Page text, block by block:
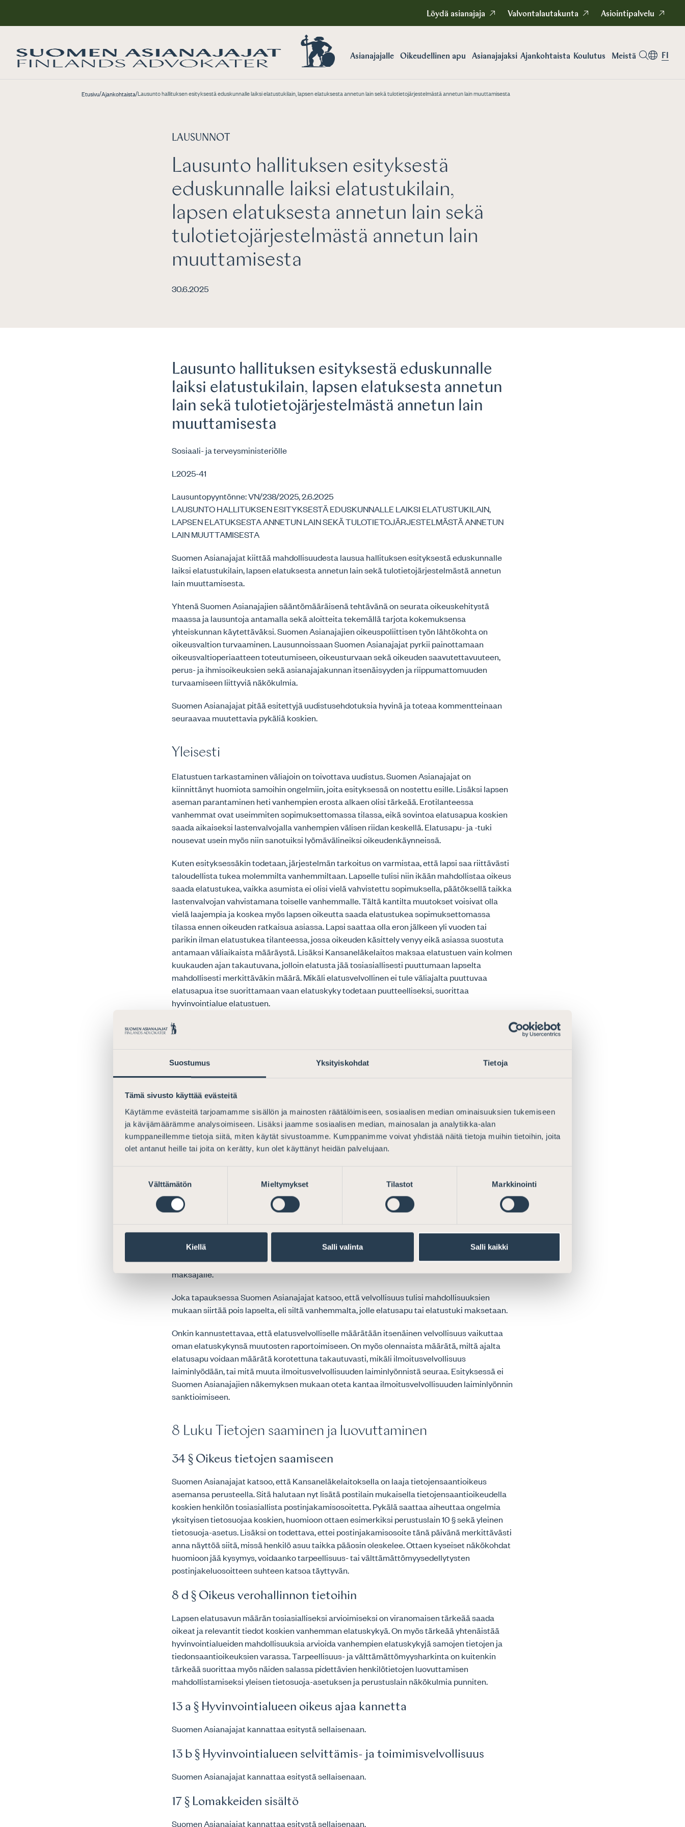
Suostumus Yksityiskohdat Tietoja
Tämä sivusto käyttää evästeitä
Käytämme evästeitä tarjoamamme sisällön ja mainosten räätälöimiseen, sosiaalisen median ominaisuuksien tukemiseen
ja kävijämäärämme analysoimiseen. Lisäksi jaamme sosiaalisen median, mainosalan ja analytiikka-alan
kumppaneillemme tietoja siitä, miten käytät sivustoamme. Kumppanimme voivat yhdistää näitä tietoja muihin tietoihin, joita
olet antanut heille tai joita on kerätty, kun olet käyttänyt heidän palvelujaan.
Välttämätön Mieltymykset Tilastot Markkinointi
Kiellä Salli valinta Salli kaikki
Löydä asianajaja Valvontalautakunta Asiointipalvelu
Asianajajalle Oikeudellinen apu Asianajajaksi Ajankohtaista Koulutus Meistä FI
Etusivu/Ajankohtaista/Lausunto hallituksen esityksestä eduskunnalle laiksi elatustukilain, lapsen elatuksesta annetun lain sekä tulotietojärjestelmästä annetun lain muuttamisesta
LAUSUNNOT
Lausunto hallituksen esityksestä
eduskunnalle laiksi elatustukilain,
lapsen elatuksesta annetun lain sekä
tulotietojärjestelmästä annetun lain
muuttamisesta
30.6.2025
Lausunto hallituksen esityksestä eduskunnalle
laiksi elatustukilain, lapsen elatuksesta annetun
lain sekä tulotietojärjestelmästä annetun lain
muuttamisesta
Sosiaali- ja terveysministeriölle
L2025-41
Lausuntopyyntönne: VN/238/2025, 2.6.2025
LAUSUNTO HALLITUKSEN ESITYKSESTÄ EDUSKUNNALLE LAIKSI ELATUSTUKILAIN,
LAPSEN ELATUKSESTA ANNETUN LAIN SEKÄ TULOTIETOJÄRJESTELMÄSTÄ ANNETUN
LAIN MUUTTAMISESTA
Suomen Asianajajat kiittää mahdollisuudesta lausua hallituksen esityksestä eduskunnalle
laiksi elatustukilain, lapsen elatuksesta annetun lain sekä tulotietojärjestelmästä annetun
lain muuttamisesta.
Yhtenä Suomen Asianajajien sääntömääräisenä tehtävänä on seurata oikeuskehitystä
maassa ja lausuntoja antamalla sekä aloitteita tekemällä tarjota kokemuksensa
yhteiskunnan käytettäväksi. Suomen Asianajajien oikeuspoliittisen työn lähtökohta on
oikeusvaltion turvaaminen. Lausunnoissaan Suomen Asianajajat pyrkii painottamaan
oikeusvaltioperiaatteen toteutumiseen, oikeusturvaan sekä oikeuden saavutettavuuteen,
perus- ja ihmisoikeuksien sekä asianajajakunnan itsenäisyyden ja riippumattomuuden
turvaamiseen liittyviä näkökulmia.
Suomen Asianajajat pitää esitettyjä uudistusehdotuksia hyvinä ja toteaa kommentteinaan
seuraavaa muutettavia pykäliä koskien.
Yleisesti
Elatustuen tarkastaminen väliajoin on toivottava uudistus. Suomen Asianajajat on
kiinnittänyt huomiota samoihin ongelmiin, joita esityksessä on nostettu esille. Lisäksi lapsen
aseman parantaminen heti vanhempien erosta alkaen olisi tärkeää. Erotilanteessa
vanhemmat ovat useimmiten sopimuksettomassa tilassa, eikä sovintoa elatusapua koskien
saada aikaiseksi lastenvalvojalla vanhempien välisen riidan keskellä. Elatusapu- ja -tuki
nousevat usein myös niin sanotuiksi lyömävälineiksi oikeudenkäynneissä.
Kuten esityksessäkin todetaan, järjestelmän tarkoitus on varmistaa, että lapsi saa riittävästi
taloudellista tukea molemmilta vanhemmiltaan. Lapselle tulisi niin ikään mahdollistaa oikeus
saada elatustukea, vaikka asumista ei olisi vielä vahvistettu sopimuksella, päätöksellä taikka
lastenvalvojan vahvistamana toiselle vanhemmalle. Tältä kantilta muutokset voisivat olla
vielä laajempia ja koskea myös lapsen oikeutta saada elatustukea sopimuksettomassa
tilassa ennen oikeuden ratkaisua asiassa. Lapsi saattaa olla eron jälkeen yli vuoden tai
parikin ilman elatustukea tilanteessa, jossa oikeuden käsittely venyy eikä asiassa suostuta
antamaan väliaikaista määräystä. Lisäksi Kansaneläkelaitos maksaa elatustuen vain kolmen
kuukauden ajan takautuvana, jolloin elatusta jää tosiasiallisesti puuttumaan lapselta
mahdollisesti merkittäväkin määrä. Mikäli elatusvelvollinen ei tule väliajalta puuttuvaa
elatusapua itse suorittamaan vaan elatuskyky todetaan puutteelliseksi, suorittaa
hyvinvointialue elatustuen.
7.1 Elatustukilaki
Elatustuen hakemisen mahdollistaminen hyvinvointialueelle tilanteessa, jossa lapsi on
hoidossa kodin ulkopuolella kalenterikuukautta pitemmän ajan, on toivottava uudistus (11 §).
Uudistus vaikuttanee myös tarpeeseen hakea lapselle edunvalvojan sijaista
hoitamista. Suomen Asianajajat kannattaa esitystä.
12 § Hyvinvointialueen lausunto
12 §:n osalta Suomen Asianajajat kannattaa esitystä sellaisenaan.
tarkistamiseksi
Suomen Asianajajien kokemus on, että elatusapua on alettu puutteellisena vahvistaa
enenevästi määräaikaisesti. Tämä aiheuttaa sen ongelman, että se vanhempi jolle elatusapu
maksetaan, joutuu olemaan aktiivinen uuden elatusapupäätöksen hankkimisessa, ellei
oikeuden ratkaisuun ole kirjattu, että määräajan jälkeen elatusapu maksetaan esimerkiksi
elatustuen suuruisena. Tällaisessa tapauksessa aktiivisuusvelvoite jää elatusavun
maksajalle.
Joka tapauksessa Suomen Asianajajat katsoo, että velvollisuus tulisi mahdollisuuksien
mukaan siirtää pois lapselta, eli siltä vanhemmalta, jolle elatusapu tai elatustuki maksetaan.
Onkin kannustettavaa, että elatusvelvolliselle määrätään itsenäinen velvollisuus vaikuttaa
oman elatuskykynsä muutosten raportoimiseen. On myös olennaista määrätä, miltä ajalta
elatusapu voidaan määrätä korotettuna takautuvasti, mikäli ilmoitusvelvollisuus
laiminlyödään, tai mitä muuta ilmoitusvelvollisuuden laiminlyönnistä seuraa. Esityksessä ei
Suomen Asianajajien näkemyksen mukaan oteta kantaa ilmoitusvelvollisuuden laiminlyönnin
sanktioimiseen.
8 Luku Tietojen saaminen ja luovuttaminen
34 § Oikeus tietojen saamiseen
Suomen Asianajajat katsoo, että Kansaneläkelaitoksella on laaja tietojensaantioikeus
asemansa perusteella. Sitä halutaan nyt lisätä postilain mukaisella tietojensaantioikeudella
koskien henkilön tosiasiallista postinjakamisosoitetta. Pykälä saattaa aiheuttaa ongelmia
yksityisen tietosuojaa koskien, huomioon ottaen esimerkiksi perustuslain 10 § sekä yleinen
tietosuoja-asetus. Lisäksi on todettava, ettei postinjakamisosoite tänä päivänä merkittävästi
anna näyttöä siitä, missä henkilö asuu taikka pääosin oleskelee. Ottaen kyseiset näkökohdat
huomioon jää kysymys, voidaanko tarpeellisuus- tai välttämättömyysedellytysten
postinjakeluosoitteen suhteen katsoa täyttyvän.
8 d § Oikeus verohallinnon tietoihin
Lapsen elatusavun määrän tosiasialliseksi arvioimiseksi on viranomaisen tärkeää saada
oikeat ja relevantit tiedot koskien vanhemman elatuskykyä. On myös tärkeää yhtenäistää
hyvinvointialueiden mahdollisuuksia arvioida vanhempien elatuskykyjä samojen tietojen ja
tiedonsaantioikeuksien varassa. Tarpeellisuus- ja välttämättömyysharkinta on kuitenkin
tärkeää suorittaa myös näiden salassa pidettävien henkilötietojen luovuttamisen
mahdollistamiseksi yleisen tietosuoja-asetuksen ja perustuslain näkökulmia punniten.
13 a § Hyvinvointialueen oikeus ajaa kannetta
Suomen Asianajajat kannattaa esitystä sellaisenaan.
13 b § Hyvinvointialueen selvittämis- ja toimimisvelvollisuus
Suomen Asianajajat kannattaa esitystä sellaisenaan.
17 § Lomakkeiden sisältö
Suomen Asianajajat kannattaa esitystä sellaisenaan.